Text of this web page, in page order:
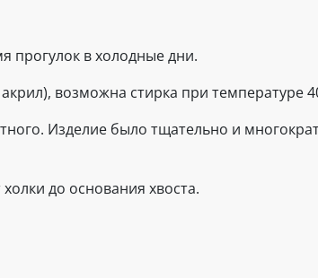
прогулок в холодные дни.
возможна стирка при температуре
Изделие было тщательно и
до основания хвоста.